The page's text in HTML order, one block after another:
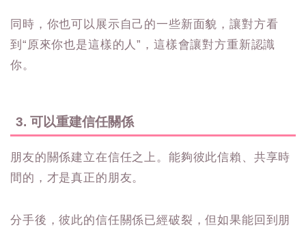
同時，你也可以展示自己的一些新面貌，讓對方看
到“原來你也是這樣的人”，這樣會讓對方重新認識
你。
3. 可以重建信任關係
朋友的關係建立在信任之上。能夠彼此信賴、共享時
間的，才是真正的朋友。
分手後，彼此的信任關係已經破裂，但如果能回到朋